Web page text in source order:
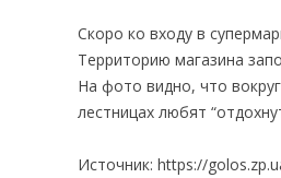
Скоро ко входу в
Территорию магазина
На фото видно, что
лестницах любят
Источник: https://